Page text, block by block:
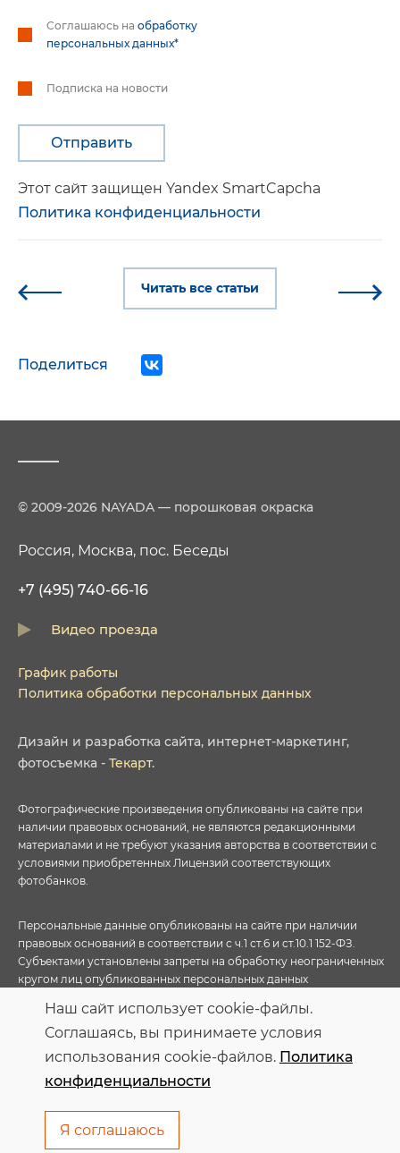
Соглашаюсь на обработку
персональных данных*
Подписка на новости
Этот сайт защищен Yandex SmartCapcha
Политика конфиденциальности
Читать все статьи
Поделиться
© 2009-2026 NAYADA — порошковая окраска
Россия, Москва, пос. Беседы
+7 (495) 740-66-16
Видео проезда
График работы
Политика обработки персональных данных
Дизайн и разработка сайта, интернет-маркетинг,
фотосъемка - Текарт.
Фотографические произведения опубликованы на сайте при
наличии правовых оснований, не являются редакционными
материалами и не требуют указания авторства в соответствии с
условиями приобретенных Лицензий соответствующих
фотобанков.
Персональные данные опубликованы на сайте при наличии
правовых оснований в соответствии с ч.1 ст.6 и ст.10.1 152-ФЗ.
Субъектами установлены запреты на обработку неограниченных
кругом лиц опубликованных персональных данных
Наш сайт использует cookie-файлы.
Соглашаясь, вы принимаете условия
использования cookie-файлов. Политика
конфиденциальности
Я соглашаюсь